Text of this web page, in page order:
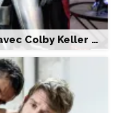
Star Wars Gay XXX – Episode 6 avec Colby Keller , Jay Roberts & Kaden Alexander